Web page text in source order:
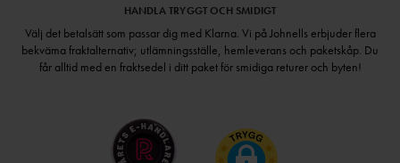
HANDLA TRYGGT OCH SMIDIGT
Välj det betalsätt som passar dig med Klarna. Vi på Johnells erbjuder flera
bekväma fraktalternativ; utlämningsställe, hemleverans och paketskåp. Du
får alltid med en fraktsedel i ditt paket för smidiga returer och byten!